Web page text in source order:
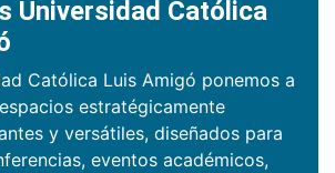
Universidad Católica
Católica Luis Amigó ponemos a
estratégicamente
y versátiles, diseñados para
eventos académicos,